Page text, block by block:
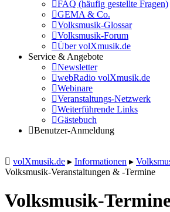
FAQ (häufig gestellte Fragen)
GEMA & Co.
Volksmusik-Glossar
Volksmusik-Forum
Über volXmusik.de
Service & Angebote
Newsletter
webRadio volXmusik.de
Webinare
Veranstaltungs-Netzwerk
Weiterführende Links
Gästebuch
Benutzer-Anmeldung
volXmusik.de ▸ Informationen ▸
Volksmusik-Veranstaltungen & -Termine
Volksmusik-